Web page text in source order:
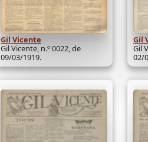
Gil Vicente
Gil Vicente, n.º 0022, de
09/03/1919.
Gil
Gil
02/